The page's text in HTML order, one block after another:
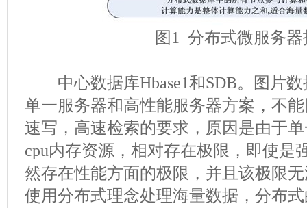
图1 分布式微服务器
中心数据库Hbase1和SDB。图片数
单一服务器和高性能服务器方案，不
速写，高速检索的要求，原因是由于
cpu内存资源，相对存在极限，即使是
然存在性能方面的极限，并且该极限
使用分布式理念处理海量数据，分布